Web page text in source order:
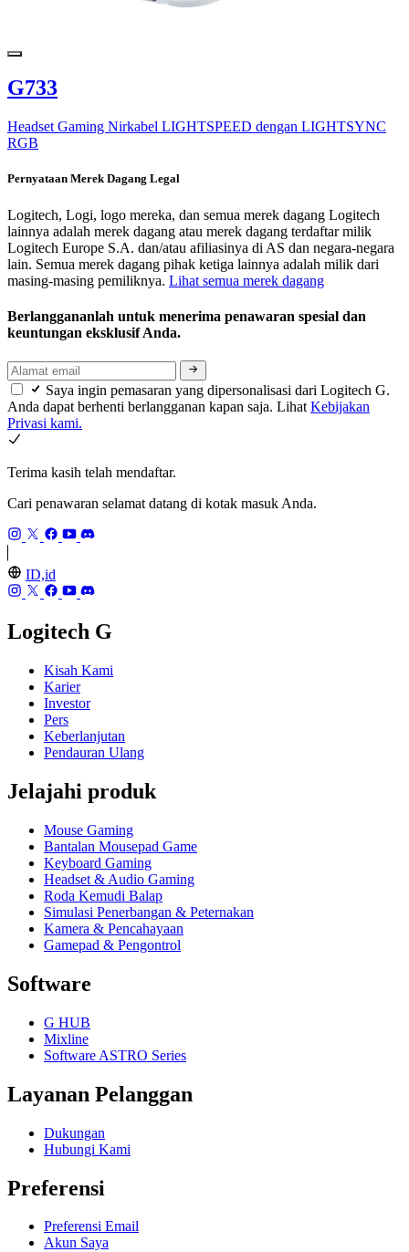
G733
Headset Gaming Nirkabel LIGHTSPEED dengan LIGHTSYNC
RGB
Pernyataan Merek Dagang Legal
Logitech, Logi, logo mereka, dan semua merek dagang Logitech
lainnya adalah merek dagang atau merek dagang terdaftar milik
Logitech Europe S.A. dan/atau afiliasinya di AS dan negara-negara
lain. Semua merek dagang pihak ketiga lainnya adalah milik dari
masing-masing pemiliknya. Lihat semua merek dagang
Berlanggananlah untuk menerima penawaran spesial dan
keuntungan eksklusif Anda.
Saya ingin pemasaran yang dipersonalisasi dari Logitech G.
Anda dapat berhenti berlangganan kapan saja. Lihat Kebijakan
Privasi kami.
Terima kasih telah mendaftar.
Cari penawaran selamat datang di kotak masuk Anda.
ID,id
Logitech G
Kisah Kami
Karier
Investor
Pers
Keberlanjutan
Pendauran Ulang
Jelajahi produk
Mouse Gaming
Bantalan Mousepad Game
Keyboard Gaming
Headset & Audio Gaming
Roda Kemudi Balap
Simulasi Penerbangan & Peternakan
Kamera & Pencahayaan
Gamepad & Pengontrol
Software
G HUB
Mixline
Software ASTRO Series
Layanan Pelanggan
Dukungan
Hubungi Kami
Preferensi
Preferensi Email
Akun Saya